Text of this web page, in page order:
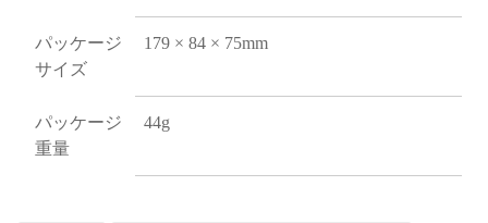
パッケージ
サイズ
179 × 84 × 75mm
パッケージ
重量
44g